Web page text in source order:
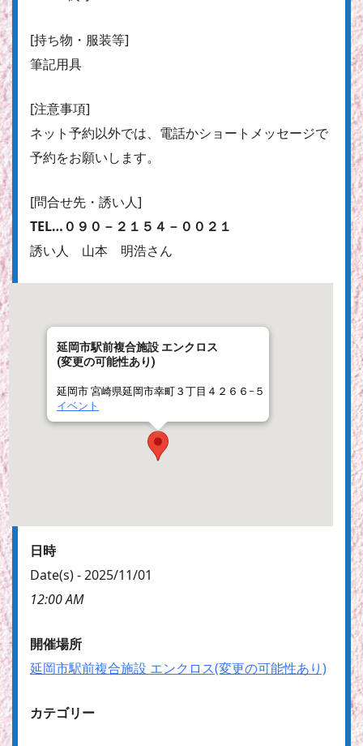
[持ち物・服装等]
筆記用具
[注意事項]
ネット予約以外では、電話かショートメッセージで
予約をお願いします。
[問合せ先・誘い人]
TEL…０９０－２１５４－００２１
誘い人 山本 明浩さん
延岡市駅前複合施設 エンクロス
(変更の可能性あり)
延岡市 宮崎県延岡市幸町３丁目４２６６−５
イベント
日時
Date(s) - 2025/11/01
12:00 AM
開催場所
延岡市駅前複合施設 エンクロス(変更の可能性あり)
カテゴリー